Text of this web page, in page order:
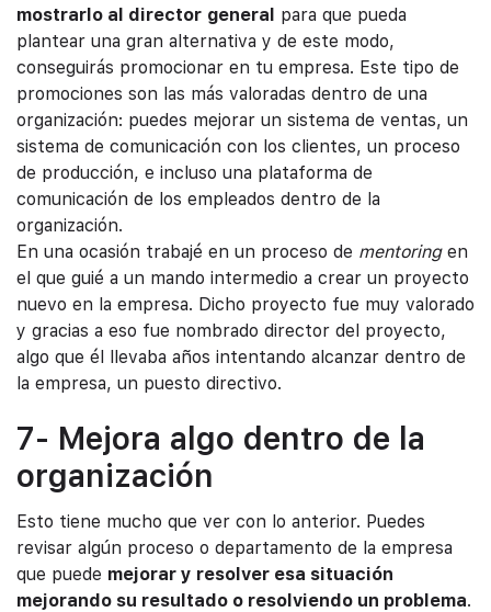
mostrarlo al director general para que pueda
plantear una gran alternativa y de este modo,
conseguirás promocionar en tu empresa. Este tipo de
promociones son las más valoradas dentro de una
organización: puedes mejorar un sistema de ventas, un
sistema de comunicación con los clientes, un proceso
de producción, e incluso una plataforma de
comunicación de los empleados dentro de la
organización.
En una ocasión trabajé en un proceso de mentoringen
el que guié a un mando intermedio a crear un proyecto
nuevo en la empresa. Dicho proyecto fue muy valorado
y gracias a eso fue nombrado director del proyecto,
algo que él llevaba años intentando alcanzar dentro de
la empresa, un puesto directivo.
7- Mejora algo dentro de la
organización
Esto tiene mucho que ver con lo anterior. Puedes
revisar algún proceso o departamento de la empresa
que puede mejorar y resolver esa situación
mejorando su resultado o resolviendo un problema.